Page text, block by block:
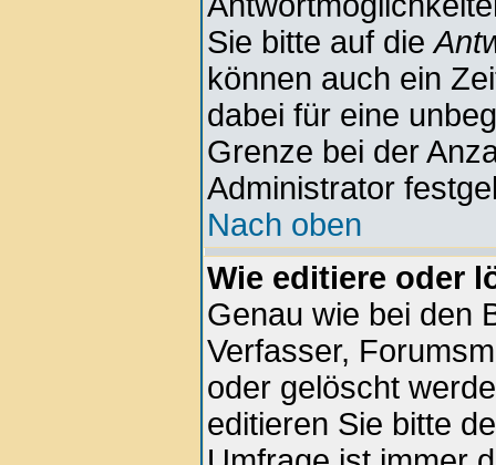
Sie bitte auf die
können auch ein
dabei für eine
Grenze bei der
Administrator
Nach oben
Wie editiere oder
Genau wie bei den
Verfasser,
oder gelöscht
editieren Sie bitte